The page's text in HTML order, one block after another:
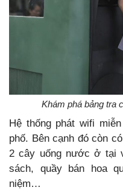
Khám phá bảng tra
Hệ thống phát wifi
phố. Bên cạnh đó còn
2 cây uống nước ở tại
sách, quầy bán hoa
niệm…